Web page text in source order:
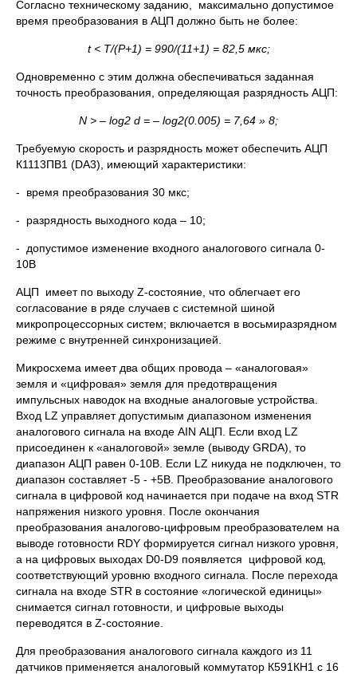
Согласно техническому заданию, максимально допустимое
время преобразования в АЦП должно быть не более:
t< T/(P+1) = 990/(11+1) = 82,5 мкс;
Одновременно с этим должна обеспечиваться заданная
точность преобразования, определяющая разрядность АЦП:
N > – log2 d = – log2(0.005) = 7,64 » 8;
Требуемую скорость и разрядность может обеспечить АЦП
К1113ПВ1 (DA3), имеющий характеристики:
- время преобразования 30 мкс;
- разрядность выходного кода – 10;
- допустимое изменение входного аналогового сигнала 0-
10В
АЦП имеет по выходу Z-состояние, что облегчает его
согласование в ряде случаев с системной шиной
микропроцессорных систем; включается в восьмиразрядном
режиме с внутренней синхронизацией.
Микросхема имеет два общих провода – «аналоговая»
земля и «цифровая» земля для предотвращения
импульсных наводок на входные аналоговые устройства.
Вход LZ управляет допустимым диапазоном изменения
аналогового сигнала на входе AIN АЦП. Если вход LZ
присоединен к «аналоговой» земле (выводу GRDA), то
диапазон АЦП равен 0-10В. Если LZ никуда не подключен, то
диапазон составляет -5 - +5В. Преобразование аналогового
сигнала в цифровой код начинается при подаче на вход STR
напряжения низкого уровня. После окончания
преобразования аналогово-цифровым преобразователем на
выводе готовности RDY формируется сигнал низкого уровня,
а на цифровых выходах D0-D9 появляется цифровой код,
соответствующий уровню входного сигнала. После перехода
сигнала на входе STR в состояние «логической единицы»
снимается сигнал готовности, и цифровые выходы
переводятся в Z-состояние.
Для преобразования аналогового сигнала каждого из 11
датчиков применяется аналоговый коммутатор К591КН1 с 16